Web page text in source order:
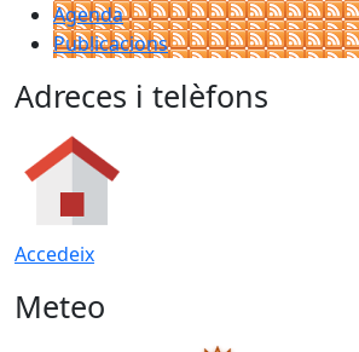
Agenda
Publicacions
Adreces i telèfons
Accedeix
Meteo